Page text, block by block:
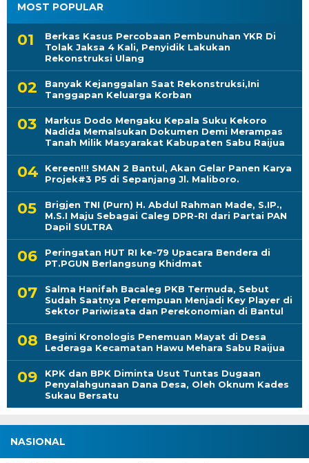
MOST POPULAR
Berkas Kasus Percobaan Pembunuhan YKR Di
Tolak Jaksa 4 Kali, Penyidik Lakukan
Rekonstruksi Ulang
Banyak Kejanggalan Saat Rekonstruksi,Ini
Tanggapan Keluarga Korban
Markus Dodo Mengaku Kepala Suku Kekoro
Nadida Memalsukan Dokumen Demi Merampas
Tanah Milik Masyarakat Kabupaten Sabu Raijua
Kereen!!! SMAN 2 Bantul, Akan Gelar Panen Karya
Projek#3 P5 di Sepanjang Jl. Maliboro.
Brigjen TNI (Purn) H. Abdul Rahman Made, S.IP.,
M.S.I Maju Sebagai Caleg DPR-RI dari Partai PAN
Dapil SULTRA
Peringatan HUT RI ke-79 Upacara Bendera di
PT.PGUN Berlangsung Khidmat
Salma Hanifah Bacaleg PKB Termuda, Sebut
Sudah Saatnya Perempuan Menjadi Key Player di
Sektor Pariwisata dan Perekonomian di Bantul
Begini Kronologis Penemuan Mayat di Desa
Lederaga Kecamatan Hawu Mehara Sabu Raijua
KPK dan BPK Diminta Usut Tuntas Dugaan
Penyalahgunaan Dana Desa, Oleh Oknum Kades
Sukau Bersatu
NASIONAL